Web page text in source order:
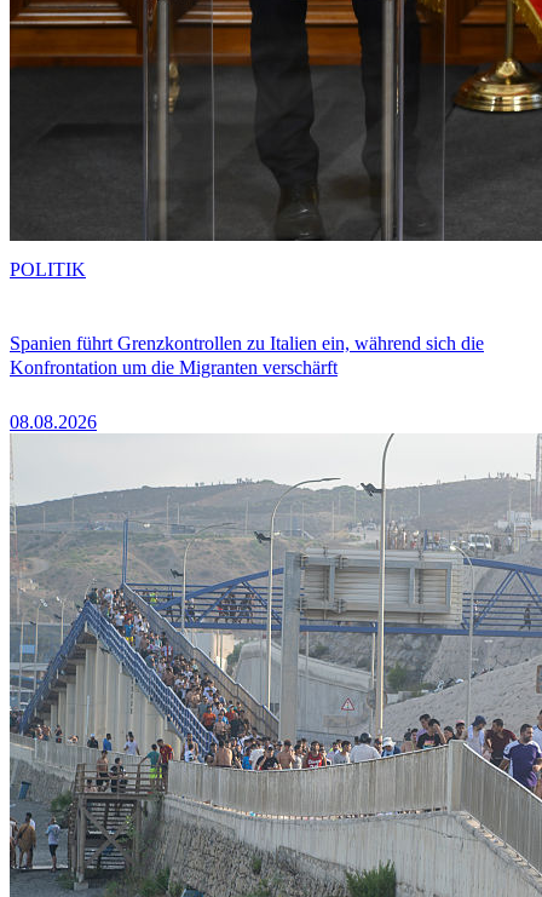
Spanien führt Grenzkontrollen zu Italien ein, während sich die
Konfrontation um die Migranten verschärft
08.08.2026
POLITIK